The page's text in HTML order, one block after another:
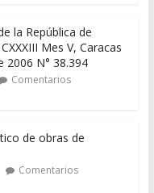
la República de
Mes V, Caracas
2006 N° 38.394
Comentarios
de obras de
Comentarios